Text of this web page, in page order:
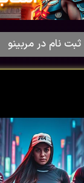
ثبت نام در مربینو